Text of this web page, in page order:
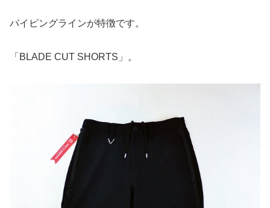
パイピングラインが特徴です。
「BLADE CUT SHORTS」。